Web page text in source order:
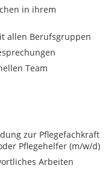
in ihrem
allen Berufsgruppen
Team
zur Pflegefachkraft
Pflegehelfer (m/w/d)
Arbeiten